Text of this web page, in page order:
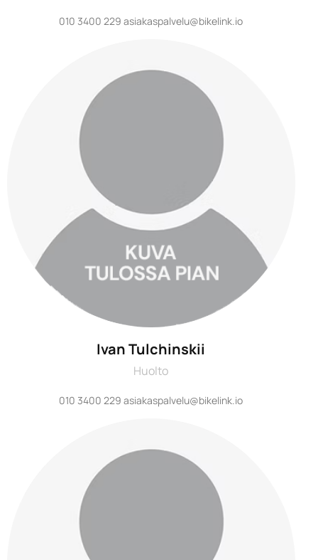
010 3400 229 asiakaspalvelu@bikelink.io
Ivan Tulchinskii
Huolto
010 3400 229 asiakaspalvelu@bikelink.io